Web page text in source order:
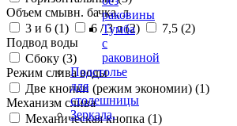
раковины
Тумба
с
раковиной
Подстолье
для
столешницы
Зеркала,
Объем смывн. бачка, л
3 и 6 (1) 6 / 3 л (2) 7,5 (2)
Подвод воды
Сбоку (3)
Режим слива воды
Две кнопки (режим экономии) (1)
Механизм слива
Механическая кнопка (1)